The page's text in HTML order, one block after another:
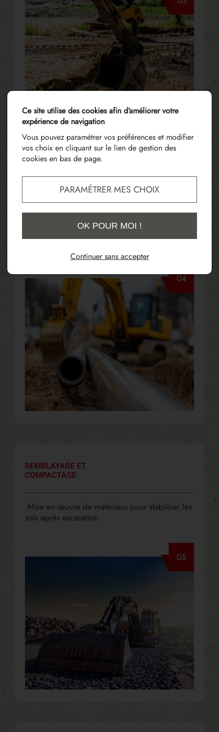
RÉALISATION
Pour les réseaux d’eau, d’électricité, de gaz ou
de télécommunications.
04
REMBLAYAGE ET
COMPACTAGE
Mise en œuvre de matériaux pour stabiliser les
sols après excavation.
05
Ce site utilise des cookies afin d’améliorer votre
expérience de navigation
Vous pouvez paramétrer vos préférences et modifier
vos choix en cliquant sur le lien de gestion des
cookies en bas de page.
PARAMÉTRER MES CHOIX
OK POUR MOI !
Continuer sans accepter